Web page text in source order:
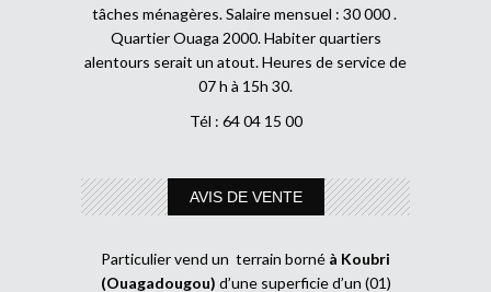
tâches ménagères. Salaire mensuel : 30 000 .
Quartier Ouaga 2000. Habiter quartiers
alentours serait un atout. Heures de service de
07 h à 15h 30.
Tél : 64 04 15 00
AVIS DE VENTE
Particulier vend un terrain borné à Koubri
(Ouagadougou) d’une superficie d’un (01)